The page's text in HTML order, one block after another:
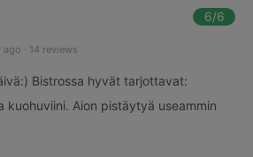
6/6
ago · 14 reviews
Bistrossa hyvät tarjottavat:
kuohuviini. Aion pistäytyä useammin